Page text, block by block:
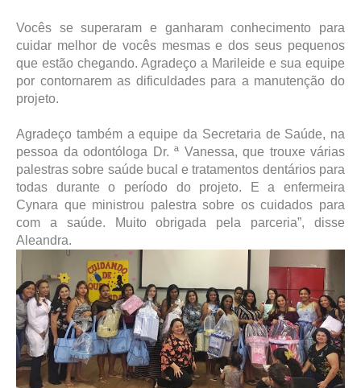
Vocês se superaram e ganharam conhecimento para
cuidar melhor de vocês mesmas e dos seus pequenos
que estão chegando. Agradeço a Marileide e sua equipe
por contornarem as dificuldades para a manutenção do
projeto.
Agradeço também a equipe da Secretaria de Saúde, na
pessoa da odontóloga Dr. ª Vanessa, que trouxe várias
palestras sobre saúde bucal e tratamentos dentários para
todas durante o período do projeto. E a enfermeira
Cynara que ministrou palestra sobre os cuidados para
com a saúde. Muito obrigada pela parceria”, disse
Aleandra.